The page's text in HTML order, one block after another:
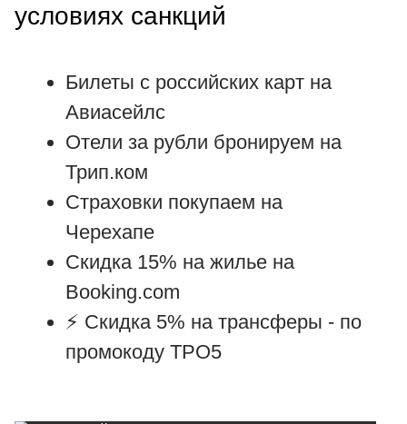
условиях санкций
Билеты с российских карт на
Авиасейлс
Отели за рубли бронируем на
Трип.ком
Страховки покупаем на
Черехапе
Скидка 15% на жилье на
Booking.com
⚡ Cкидка 5% на трансферы - по
промокоду TPO5